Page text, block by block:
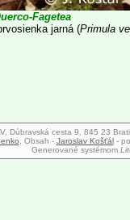
Fagetea
jarná (Primula
Dúbravská cesta 9, 845 23
, Obsah - Jaroslav Košťál-
Generované systémom